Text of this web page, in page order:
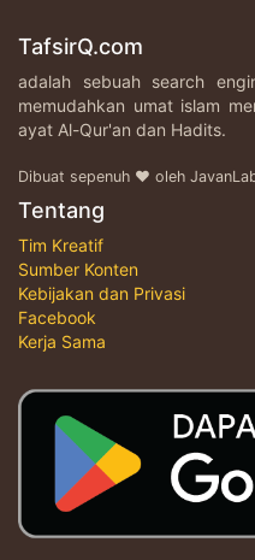
TafsirQ.com
adalah sebuah search
memudahkan umat islam
ayat Al-Qur'an dan Hadits.
Dibuat sepenuh ♥ oleh
Tentang
Tim Kreatif
Sumber Konten
Kebijakan dan Privasi
Facebook
Kerja Sama